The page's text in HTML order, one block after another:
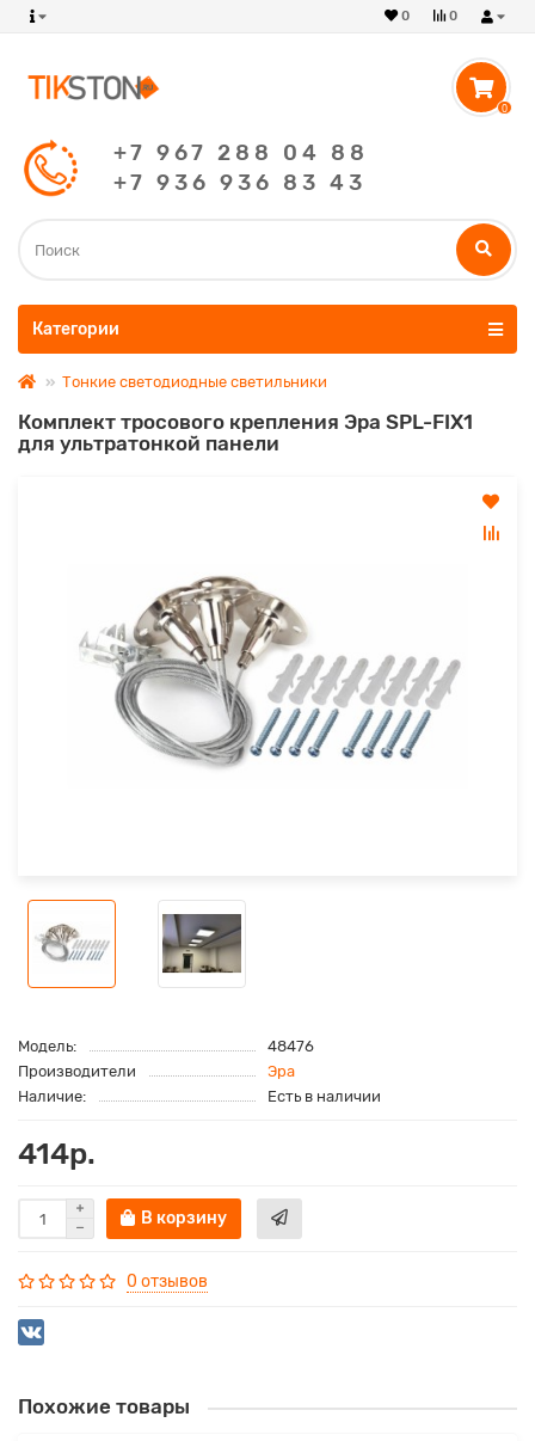
0
0
0
+7 967 288 04 88
+7 936 936 83 43
Категории
Тонкие светодиодные светильники
Комплект тросового крепления Эра SPL-FIX1
для ультратонкой панели
Модель:
48476
Производители
Эра
Наличие:
Есть в наличии
414р.
В корзину
0 отзывов
Похожие товары